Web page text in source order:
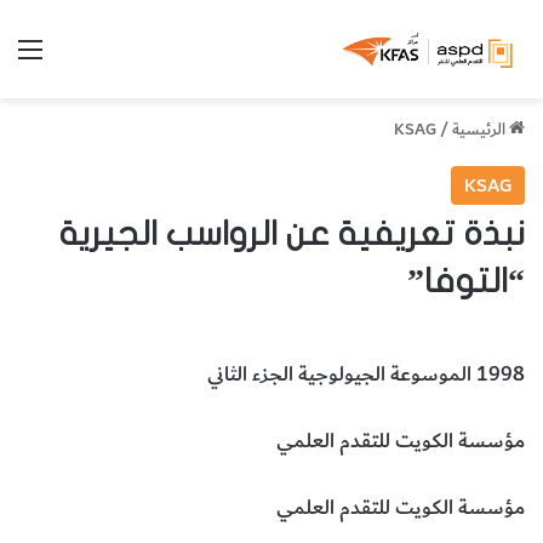
الرئيسية/
KSAG
KSAG
نبذة تعريفية عن الرواسب الجيرية
“التوفا”
1998 الموسوعة الجيولوجية الجزء الثاني
مؤسسة الكويت للتقدم العلمي
مؤسسة الكويت للتقدم العلمي